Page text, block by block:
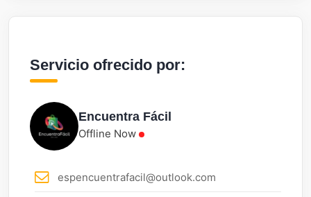
Servicio ofrecido por:
Encuentra Fácil
Offline Now
espencuentrafacil@outlook.com